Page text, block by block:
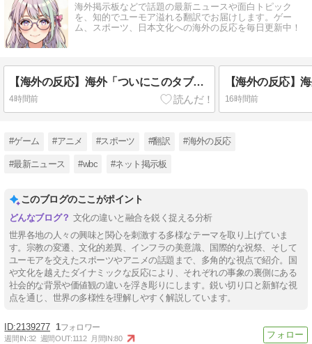
海外掲示板などで話題の最新ニュースや面白トピック
を、知的でユーモア溢れる翻訳でお届けします。ゲー
ム、スポーツ、日本文化への海外の反応を毎日更新中！
【海外の反応】海外「ついにこのタブーに踏み込んだか！」VTuber一条莉々華が『結婚や恋愛の自由』について語った配信に、海外から称賛と共感の嵐！
4時間前 16時間前
#ゲーム #アニメ #スポーツ #翻訳 #海外の反応
#最新ニュース #wbc #ネット掲示板
このブログのここがポイント
文化の違いと融合を鋭く捉える分析
世界各地の人々の興味と関心を刺激する多様なテーマを取り上げていま
す。宗教の変遷、文化的差異、インフラの美意識、国際的な祝祭、そして
ユーモアを交えたスポーツやアニメの話題まで、多角的な視点で紹介。国
や文化を越えたダイナミックな反応により、それぞれの事象の裏側にある
社会的な背景や価値観の違いを浮き彫りにします。鋭い切り口と新鮮な視
点を通じ、世界の多様性を理解しやすく解説しています。
2139277 1
週間IN:32 週間OUT:1112 月間IN:80